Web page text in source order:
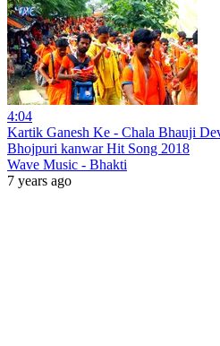
4:04
Kartik Ganesh Ke - Chala Bhauji
Bhojpuri kanwar Hit Song 2018
Wave Music - Bhakti
7 years ago